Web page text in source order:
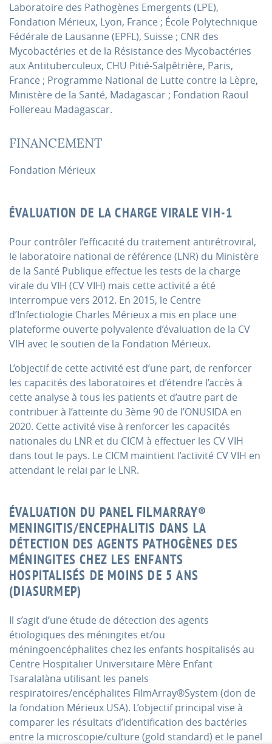
Laboratoire des Pathogènes Emergents (LPE),
Fondation Mérieux, Lyon, France ; École Polytechnique
Fédérale de Lausanne (EPFL), Suisse ; CNR des
Mycobactéries et de la Résistance des Mycobactéries
aux Antituberculeux, CHU Pitié-Salpêtrière, Paris,
France ; Programme National de Lutte contre la Lèpre,
Ministère de la Santé, Madagascar ; Fondation Raoul
Follereau Madagascar.
FINANCEMENT
Fondation Mérieux
ÉVALUATION DE LA CHARGE VIRALE VIH-1
Pour contrôler l’efficacité du traitement antirétroviral,
le laboratoire national de référence (LNR) du Ministère
de la Santé Publique effectue les tests de la charge
virale du VIH (CV VIH) mais cette activité a été
interrompue vers 2012. En 2015, le Centre
d’Infectiologie Charles Mérieux a mis en place une
plateforme ouverte polyvalente d’évaluation de la CV
VIH avec le soutien de la Fondation Mérieux.
L’objectif de cette activité est d’une part, de renforcer
les capacités des laboratoires et d’étendre l’accès à
cette analyse à tous les patients et d’autre part de
contribuer à l’atteinte du 3ème 90 de l’ONUSIDA en
2020. Cette activité vise à renforcer les capacités
nationales du LNR et du CICM à effectuer les CV VIH
dans tout le pays. Le CICM maintient l’activité CV VIH en
attendant le relai par le LNR.
ÉVALUATION DU PANEL FILMARRAY®
MENINGITIS/ENCEPHALITIS DANS LA
DÉTECTION DES AGENTS PATHOGÈNES DES
MÉNINGITES CHEZ LES ENFANTS
HOSPITALISÉS DE MOINS DE 5 ANS
(DIASURMEP)
Il s’agit d’une étude de détection des agents
étiologiques des méningites et/ou
méningoencéphalites chez les enfants hospitalisés au
Centre Hospitalier Universitaire Mère Enfant
Tsaralalàna utilisant les panels
respiratoires/encéphalites FilmArray®System (don de
la fondation Mérieux USA). L’objectif principal vise à
comparer les résultats d’identification des bactéries
entre la microscopie/culture (gold standard) et le panel